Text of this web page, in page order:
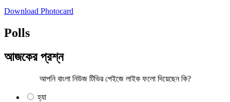
Download Photocard
Polls
আজকের প্রশ্ন
আপনি বাংলা নিউজ টিভির পেইজে লাইক ফলো দিয়েছেন কি?
হ্যা